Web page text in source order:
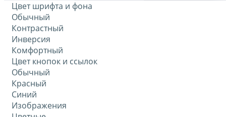
Цвет шрифта и фона
Обычный
Контрастный
Инверсия
Комфортный
Цвет кнопок и ссылок
Обычный
Красный
Синий
Изображения